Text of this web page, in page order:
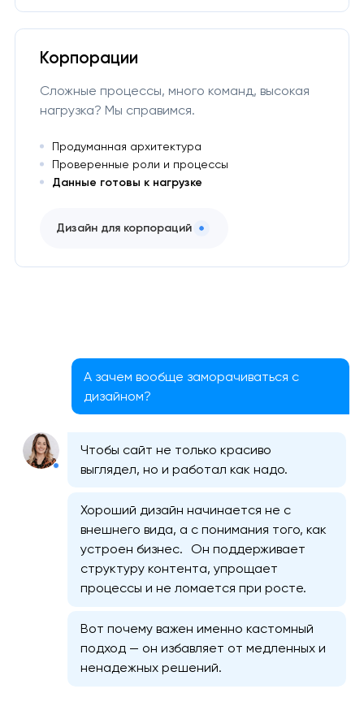
Корпорации
Сложные процессы, много команд, высокая
нагрузка? Мы справимся.
Продуманная архитектура
Проверенные роли и процессы
Данные готовы к нагрузке
Дизайн для корпораций
А зачем вообще заморачиваться с
дизайном?
Чтобы сайт не только красиво
выглядел, но и работал как надо.
Хороший дизайн начинается не с
внешнего вида, а с понимания того, как
устроен бизнес. Он поддерживает
структуру контента, упрощает
процессы и не ломается при росте.
Вот почему важен именно кастомный
подход — он избавляет от медленных и
ненадежных решений.